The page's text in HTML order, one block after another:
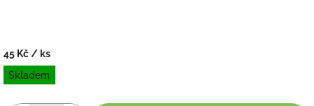
45 Kč / ks
Měrná
cena:
Skladem